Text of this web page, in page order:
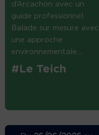
d’Arcachon avec un
guide professionnel.
Balade sur mesure avec
une approche
environnementale....
#Le Teich